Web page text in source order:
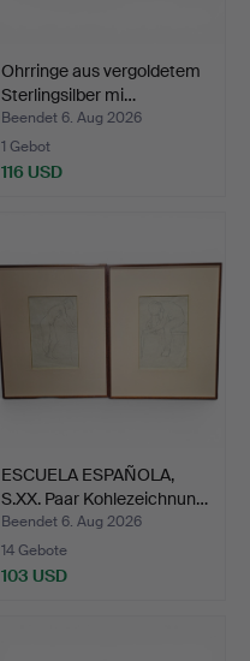
Ohrringe aus vergoldetem
Sterlingsilber mi…
Beendet 6. Aug 2026
1 Gebot
116 USD
ESCUELA ESPAÑOLA,
S.XX. Paar Kohlezeichnun…
Beendet 6. Aug 2026
14 Gebote
103 USD